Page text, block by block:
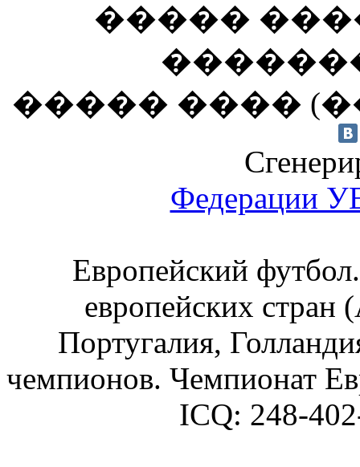
�����
����� ����
Федерации
Европейский
европейских стран
Португалия,
чемпионов. Чемпионат
ICQ: 248-